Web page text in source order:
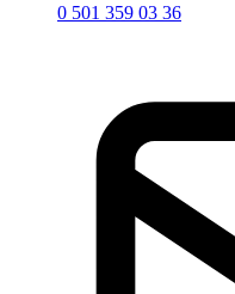
0 501 359 03 36